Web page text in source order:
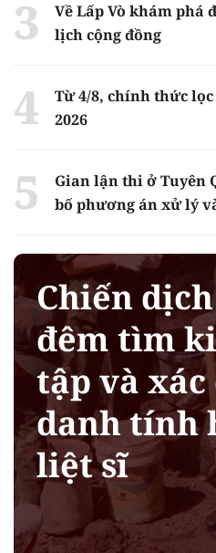
Về Lấp Vò khám phá
lịch cộng đồng
Từ 4/8, chính thức
2026
Gian lận thi ở Tuyên
bố phương án xử lý
Chiến
đêm tìm
tập và
danh tính
liệt sĩ